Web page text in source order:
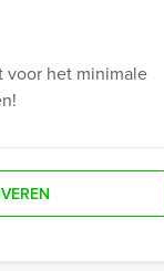
voor het minimale